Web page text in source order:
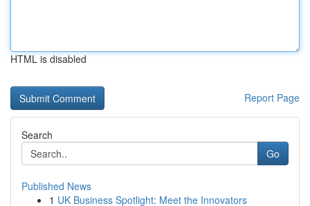
HTML is disabled
Report Page
Search
Go
Published News
1 UK Business Spotlight: Meet the Innovators